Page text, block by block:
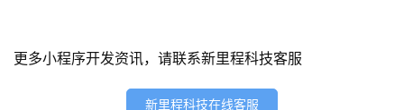
开
更多小程序开发资讯，请联系新里程科技客服
新里程科技在线客服